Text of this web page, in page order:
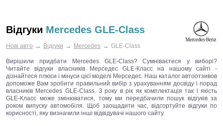
Відгуки Mercedes GLE-Class
Нові авто → Відгуки → Mercedes → GLE-Class
Вирішили придбати Mercedes GLE-Class? Сумніваєтеся у виборі?
Читайте відгуки власників Мерседес GLE-Класс на нашому сайті -
дізнайтеся плюси і мінуси цієї моделі Мерседес. Наш каталог автоотзивов
допоможе Вам зробити правильний вибір з урахуванням досвіду і порад
власників Mercedes GLE-Class. З року в рік як комплектація так і якість
GLE-Класс може змінюватися, тому ми передбачили пошук відгуків за
роком випуску автомобіля. Щоб заощадити час, відсортуйте відгуки по
корисності, яку визначили інші відвідувачі нашого сайту.